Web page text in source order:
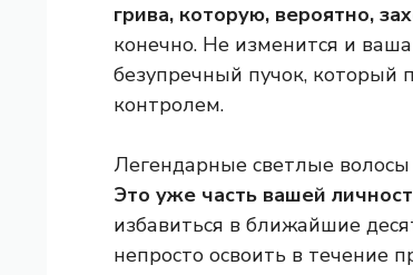
грива, которую, вероятно,
конечно. Не изменится и
безупречный пучок, который
контролем.
Легендарные светлые
Это уже часть вашей
избавиться в ближайшие
непросто освоить в течение